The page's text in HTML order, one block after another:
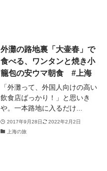
外灘の路地裏「大壷春」で
食べる、ワンタンと焼き小
籠包の安ウマ朝食 #上海
「外灘って、外国人向けの高い
飲食店ばっかり！」と思いき
や。一本路地に入るだけ...
2017年9月28日
2022年2月2日
上海の旅